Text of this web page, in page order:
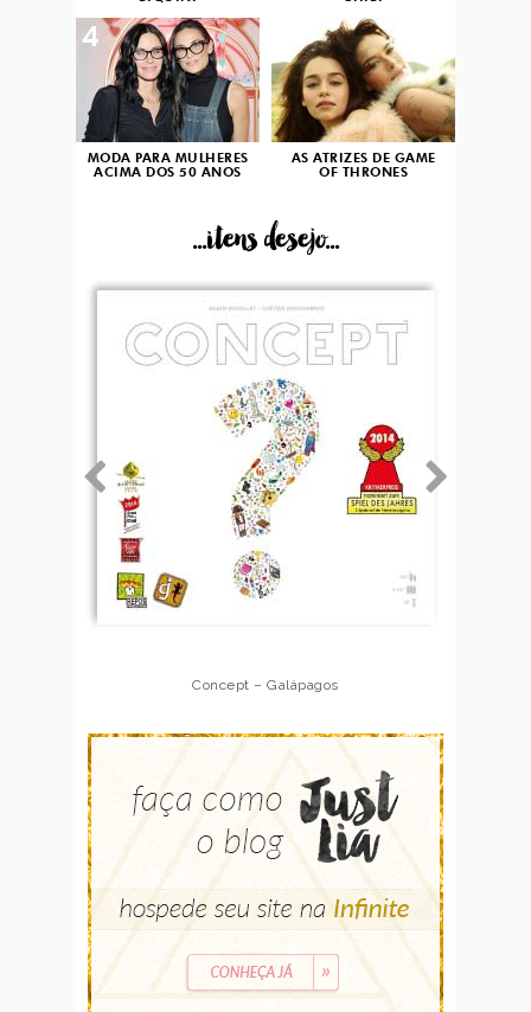
MODA PARA MULHERES
ACIMA DOS 50 ANOS
4
AS ATRIZES DE GAME
OF THRONES
...itens desejo...
Concept – Galápagos